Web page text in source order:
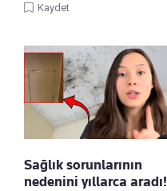
Kaydet
Sağlık sorunlarının
nedenini yıllarca aradı!